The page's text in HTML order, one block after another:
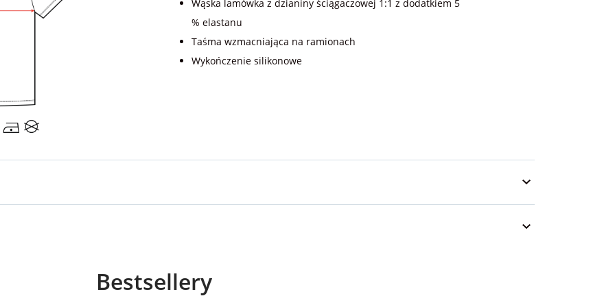
Wąska lamówka z dzianiny ściągaczowej 1:1 z dodatkiem 5
% elastanu
Taśma wzmacniająca na ramionach
Wykończenie silikonowe
Bestsellery